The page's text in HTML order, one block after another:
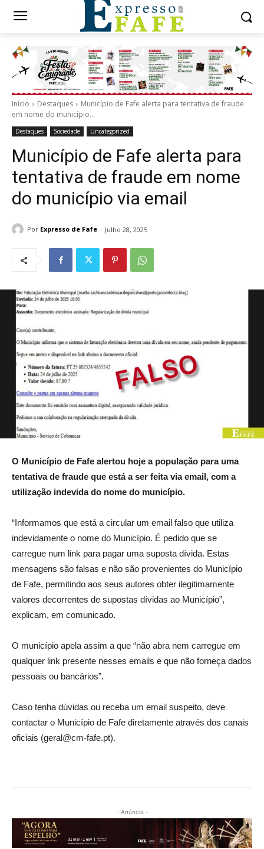
Início Destaques
Município de Fafe alerta para tentativa de fraude
em nome do município...
Destaques Sociedade Uncategorized
Município de Fafe alerta para
tentativa de fraude em nome
do município via email
Por Expresso de Fafe Julho 28, 2025
O Município de Fafe alertou hoje a população para uma
tentativa de fraude que está a ser feita via email, com a
utilização indevida do nome do município.
“Informamos que está a circular um email falso que utiliza
indevidamente o nome do Município. É pedido que se
carregue num link para pagar uma suposta dívida. Estas
mensagens são falsas e não são provenientes do Município
de Fafe, permitindo aos seus autores obter ilegitimamente
valores decorrentes de supostas dívidas ao Município”,
explicam, em comunicado.
O município apela assim a que “não abra nem carregue em
qualquer link presente nesses emails e que não forneça dados
pessoais ou bancários”.
Caso tenha dúvidas ou receba um email suspeito, deve
contactar o Município de Fafe diretamente através dos canais
oficiais (geral@cm-fafe.pt).
- Anúncio -